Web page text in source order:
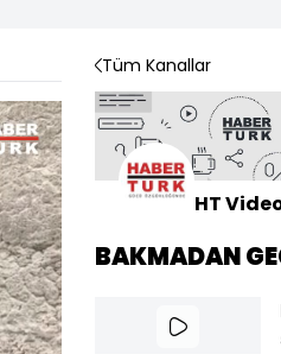
Tüm Kanallar
HT
BAKMADAN